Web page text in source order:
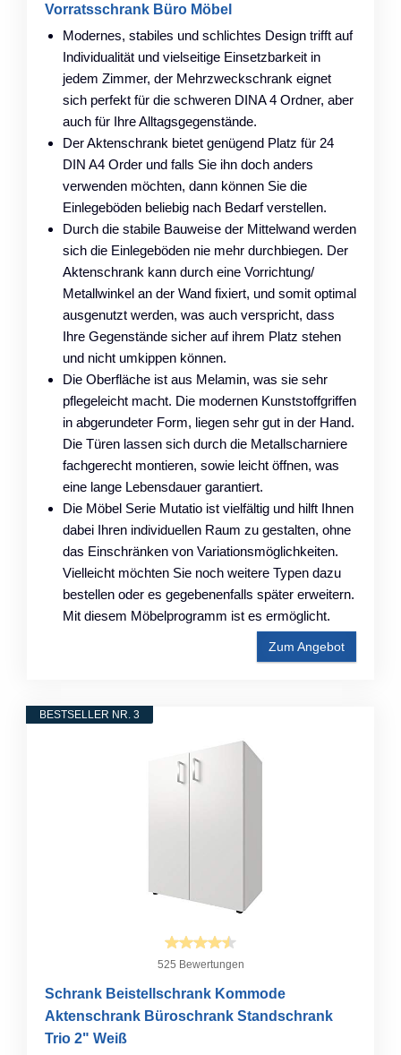
Vorratsschrank Büro Möbel
Modernes, stabiles und schlichtes Design trifft auf
Individualität und vielseitige Einsetzbarkeit in
jedem Zimmer, der Mehrzweckschrank eignet
sich perfekt für die schweren DINA 4 Ordner, aber
auch für Ihre Alltagsgegenstände.
Der Aktenschrank bietet genügend Platz für 24
DIN A4 Order und falls Sie ihn doch anders
verwenden möchten, dann können Sie die
Einlegeböden beliebig nach Bedarf verstellen.
Durch die stabile Bauweise der Mittelwand werden
sich die Einlegeböden nie mehr durchbiegen. Der
Aktenschrank kann durch eine Vorrichtung/
Metallwinkel an der Wand fixiert, und somit optimal
ausgenutzt werden, was auch verspricht, dass
Ihre Gegenstände sicher auf ihrem Platz stehen
und nicht umkippen können.
Die Oberfläche ist aus Melamin, was sie sehr
pflegeleicht macht. Die modernen Kunststoffgriffen
in abgerundeter Form, liegen sehr gut in der Hand.
Die Türen lassen sich durch die Metallscharniere
fachgerecht montieren, sowie leicht öffnen, was
eine lange Lebensdauer garantiert.
Die Möbel Serie Mutatio ist vielfältig und hilft Ihnen
dabei Ihren individuellen Raum zu gestalten, ohne
das Einschränken von Variationsmöglichkeiten.
Vielleicht möchten Sie noch weitere Typen dazu
bestellen oder es gegebenenfalls später erweitern.
Mit diesem Möbelprogramm ist es ermöglicht.
Zum Angebot
BESTSELLER NR. 3
525 Bewertungen
Schrank Beistellschrank Kommode
Aktenschrank Büroschrank Standschrank
Trio 2" Weiß